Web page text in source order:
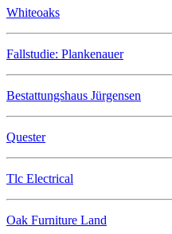
Whiteoaks
Fallstudie: Plankenauer
Bestattungshaus Jürgensen
Quester
Tlc Electrical
Oak Furniture Land